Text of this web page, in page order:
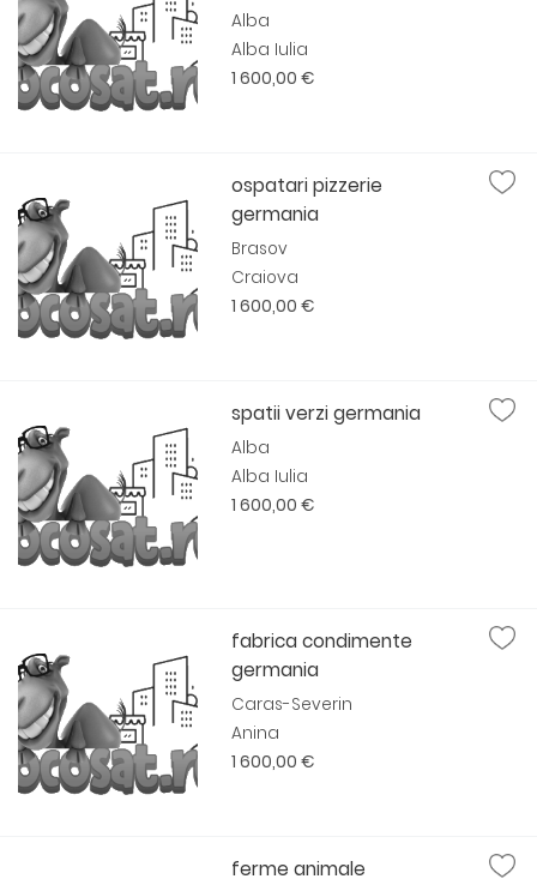
Alba
Alba Iulia
1 600,00 €
ospatari pizzerie
germania
Brasov
Craiova
1 600,00 €
spatii verzi germania
Alba
Alba Iulia
1 600,00 €
fabrica condimente
germania
Caras-Severin
Anina
1 600,00 €
ferme animale